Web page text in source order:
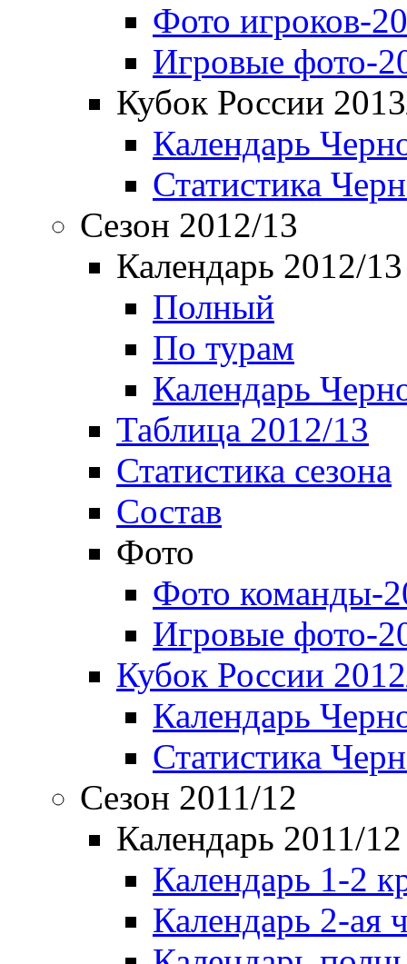
Фото игроков-
Игровые фото-
Кубок России
Календарь
Статистика
Сезон 2012/13
Календарь 2012/13
Полный
По турам
Календарь
Таблица 2012/13
Статистика сезона
Состав
Фото
Фото команды-
Игровые фото-
Кубок России
Календарь
Статистика
Сезон 2011/12
Календарь 2011/12
Календарь 1-2
Календарь 2-ая